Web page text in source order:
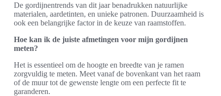
De gordijnentrends van dit jaar benadrukken natuurlijke
materialen, aardetinten, en unieke patronen. Duurzaamheid is
ook een belangrijke factor in de keuze van raamstoffen.
Hoe kan ik de juiste afmetingen voor mijn gordijnen
meten?
Het is essentieel om de hoogte en breedte van je ramen
zorgvuldig te meten. Meet vanaf de bovenkant van het raam
of de muur tot de gewenste lengte om een perfecte fit te
garanderen.